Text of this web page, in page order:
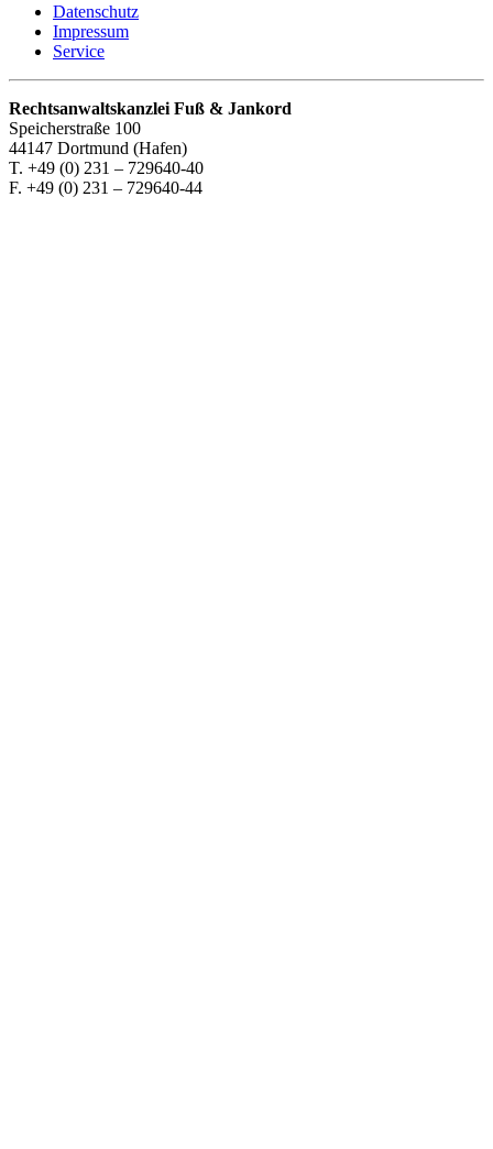
Datenschutz
Impressum
Service
Rechtsanwaltskanzlei Fuß & Jankord
Speicherstraße 100
44147 Dortmund (Hafen)
T. +49 (0) 231 – 729640-40
F. +49 (0) 231 – 729640-44